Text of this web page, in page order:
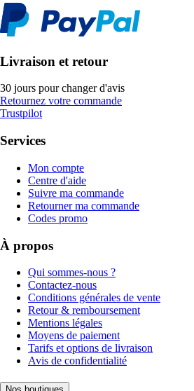
Livraison et retour
30 jours pour changer d'avis
Retournez votre commande
Trustpilot
Services
Mon compte
Centre d'aide
Suivre ma commande
Retourner ma commande
Codes promo
À propos
Qui sommes-nous ?
Contactez-nous
Conditions générales de vente
Retour & remboursement
Mentions légales
Moyens de paiement
Tarifs et options de livraison
Avis de confidentialité